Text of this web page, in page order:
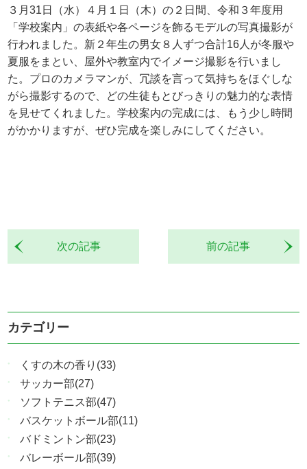
３月31日（水）４月１日（木）の２日間、令和３年度用
「学校案内」の表紙や各ページを飾るモデルの写真撮影が
行われました。新２年生の男女８人ずつ合計16人が冬服や
夏服をまとい、屋外や教室内でイメージ撮影を行いまし
た。プロのカメラマンが、冗談を言って気持ちをほぐしな
がら撮影するので、どの生徒もとびっきりの魅力的な表情
を見せてくれました。学校案内の完成には、もう少し時間
がかかりますが、ぜひ完成を楽しみにしてください。
前の記事
次の記事
カテゴリー
くすの木の香り(33)
サッカー部(27)
ソフトテニス部(47)
バスケットボール部(11)
バドミントン部(23)
バレーボール部(39)